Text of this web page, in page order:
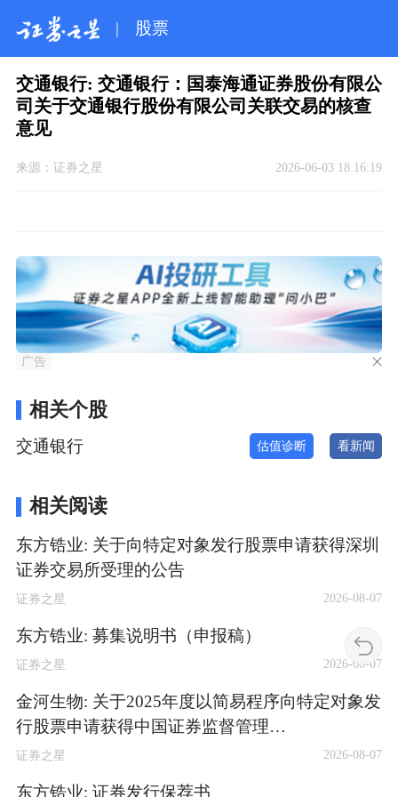
| 股票
交通银行: 交通银行：国泰海通证券股份有限公
司关于交通银行股份有限公司关联交易的核查
意见
来源： 证券之星 2026-06-03 18:16:19
广告
相关个股
交通银行 估值诊断 看新闻
相关阅读
东方锆业: 关于向特定对象发行股票申请获得深圳
证券交易所受理的公告
证券之星 2026-08-07
东方锆业: 募集说明书（申报稿）
证券之星 2026-08-07
金河生物: 关于2025年度以简易程序向特定对象发
行股票申请获得中国证券监督管理…
证券之星 2026-08-07
东方锆业: 证券发行保荐书